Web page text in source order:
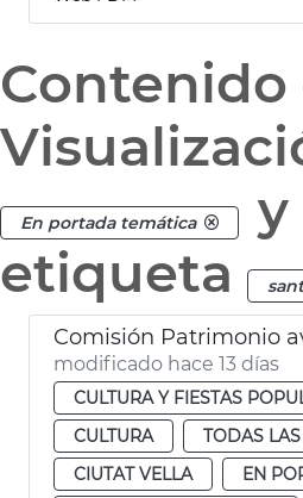
Contenido
En portada temática
y
etiqueta
modificado hace 13 días
CULTURA Y FIESTAS
CULTURA
TODAS
CIUTAT VELLA
EN